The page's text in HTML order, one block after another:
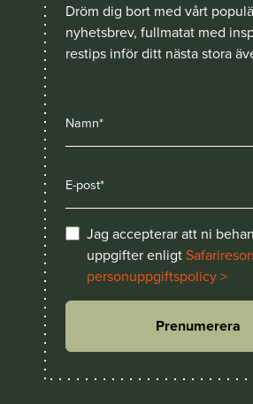
Dröm dig bort med vårt
nyhetsbrev, fullmatat med
restips inför ditt nästa stora
Jag accepterar att ni
uppgifter enligt
personuppgiftspolicy >
Prenumerera